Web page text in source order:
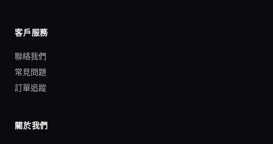
客戶服務
聯絡我們
常見問題
訂單追蹤
關於我們